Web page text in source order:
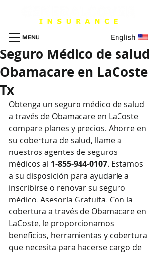
English
MENU
Seguro Médico de salud
Obamacare en LaCoste
Tx
Obtenga un seguro médico de salud
a través de Obamacare en LaCoste
compare planes y precios. Ahorre en
su cobertura de salud, llame a
nuestros agentes de seguros
médicos al 1-855-944-0107. Estamos
a su disposición para ayudarle a
inscribirse o renovar su seguro
médico. Asesoría Gratuita. Con la
cobertura a través de Obamacare en
LaCoste, le proporcionamos
beneficios, herramientas y cobertura
que necesita para hacerse cargo de